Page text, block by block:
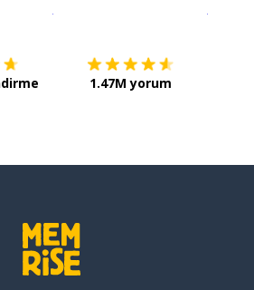
1.47M yorum